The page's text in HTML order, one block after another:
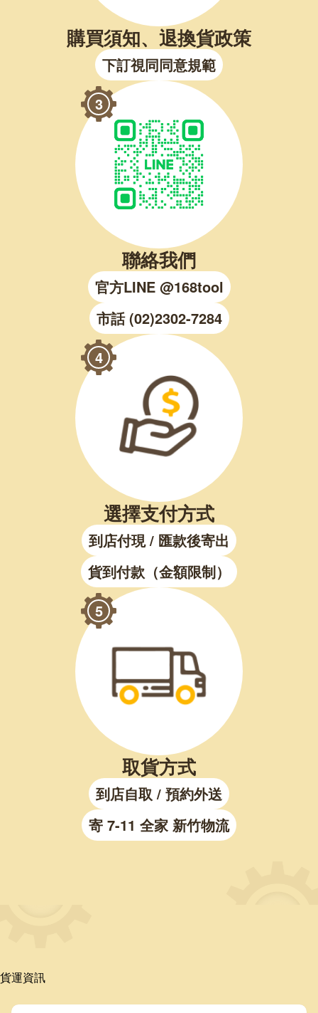
購買須知、退換貨政策
下訂視同同意規範
3
聯絡我們
官方LINE @168tool
市話 (02)2302-7284
4
選擇支付方式
到店付現 / 匯款後寄出
貨到付款（金額限制）
5
取貨方式
到店自取 / 預約外送
寄 7-11 全家 新竹物流
貨運資訊